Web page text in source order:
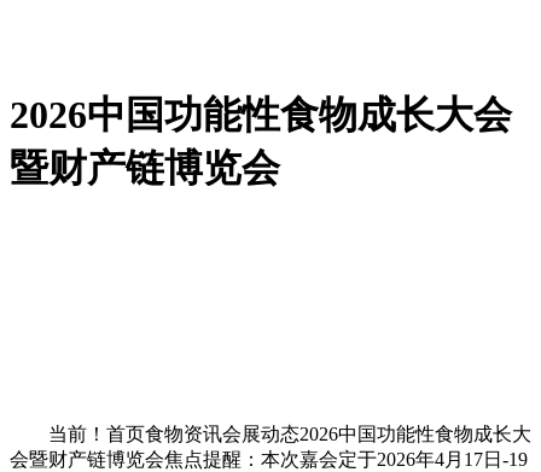
2026中国功能性食物成长大会
暨财产链博览会
当前！首页食物资讯会展动态2026中国功能性食物成长大
会暨财产链博览会焦点提醒：本次嘉会定于2026年4月17日-19